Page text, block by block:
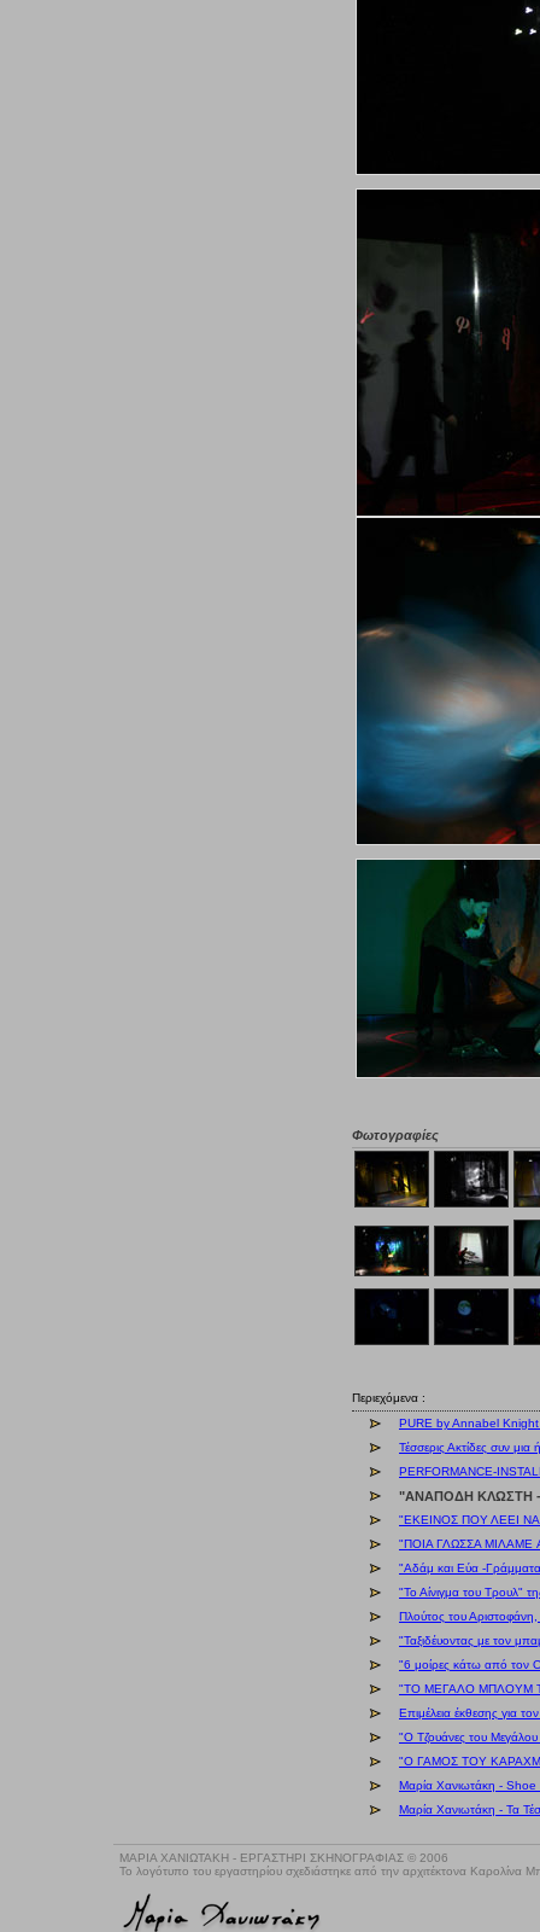
Φωτογραφίες
Περιεχόμενα :
PURE by Annabel
Τέσσερις Ακτίδες συν
PERFORMANCE-
"ΑΝΑΠΟΔΗ ΚΛΩΣΤΗ -
"ΕΚΕΙΝΟΣ ΠΟΥ ΛΕΕΙ
"ΠΟΙΑ ΓΛΩΣΣΑ ΜΙΛΑΜΕ
"Αδάμ και Εύα -
"Το Αίνιγμα του Τρουλ"
Πλούτος του
"Ταξιδέυοντας με τον
"6 μοίρες κάτω από τον
"ΤΟ ΜΕΓΑΛΟ ΜΠΛΟΥΜ ΤΟΥ
Επιμέλεια έκθεσης για
"Ο Τζουάνες του
"Ο ΓΑΜΟΣ ΤΟΥ
Μαρία Χανιωτάκη - Shoe
Μαρία Χανιωτάκη - Τα
ΜΑΡΙΑ ΧΑΝΙΩΤΑΚΗ - ΕΡΓΑΣΤΗΡΙ ΣΚΗΝΟΓΡΑΦΙΑΣ © 2006
Το λογότυπο του εργαστηρίου σχεδιάστηκε από την αρχιτέκτονα Καρολίνα